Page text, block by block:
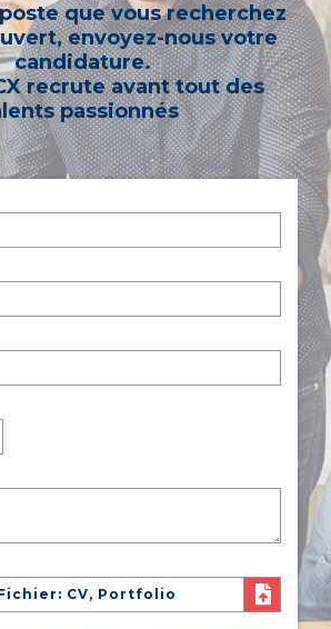
que vous recherchez
envoyez-nous votre
candidature.
recrute avant tout des
passionnés
CV, Portfolio